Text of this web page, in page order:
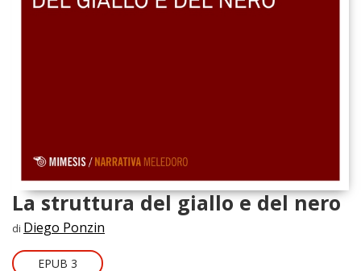
La struttura del giallo e del nero
di Diego Ponzin
EPUB 3